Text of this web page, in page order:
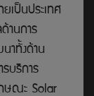
เป็นประเทศ
านการ
าทั้งด้าน
รบริการ
กษณะ Solar